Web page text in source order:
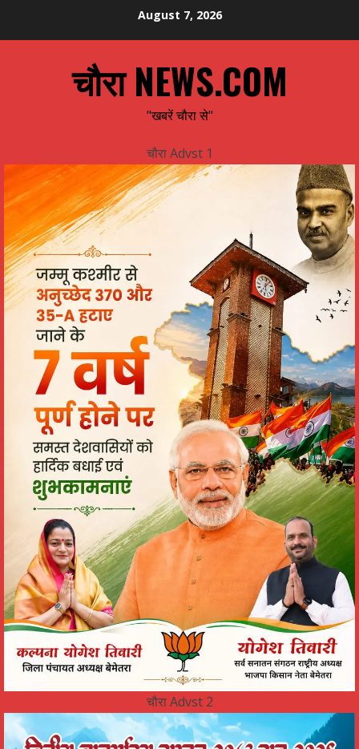
August 7, 2026
चौरा NEWS.COM
"खबरें चौरा से"
चौरा Advst 1
चौरा Advst 2